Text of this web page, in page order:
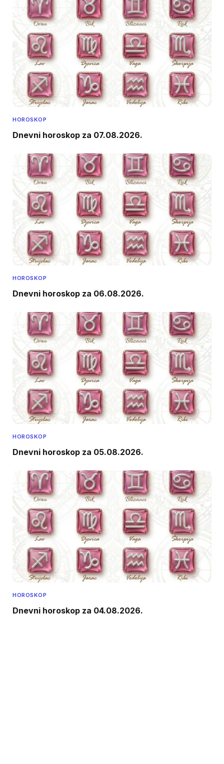
HOROSKOP
Dnevni horoskop za 07.08.2026.
HOROSKOP
Dnevni horoskop za 06.08.2026.
HOROSKOP
Dnevni horoskop za 05.08.2026.
HOROSKOP
Dnevni horoskop za 04.08.2026.